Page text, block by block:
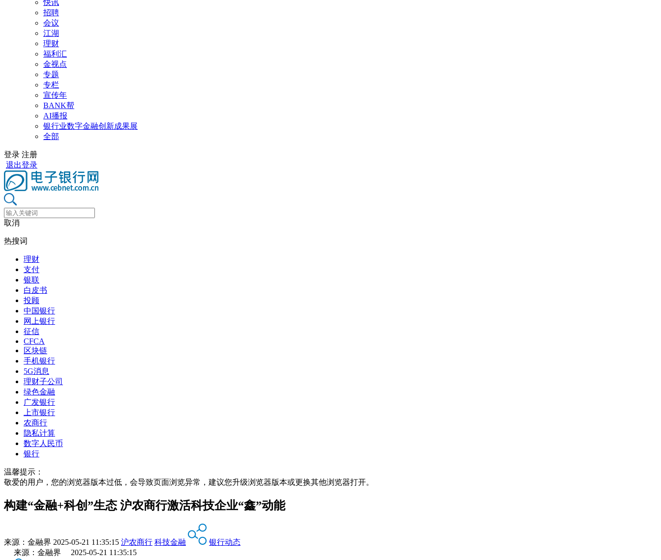
快讯
招聘
会议
江湖
理财
福利汇
金视点
专题
专栏
宣传年
BANK帮
AI播报
银行业数字金融创新成果展
全部
登录 注册
退出登录
取消
热搜词
理财
支付
银联
白皮书
投顾
中国银行
网上银行
征信
CFCA
区块链
手机银行
5G消息
理财子公司
绿色金融
广发银行
上市银行
农商行
隐私计算
数字人民币
银行
温馨提示：
敬爱的用户，您的浏览器版本过低，会导致页面浏览异常，建议您升级浏览器版本或更换其他浏览器打开。
构建“金融+科创”生态 沪农商行激活科技企业“鑫”动能
来源： 金融界 2025-05-21 11:35:15 沪农商行 科技金融
银行动态
来源：金融界 2025-05-21 11:35:15